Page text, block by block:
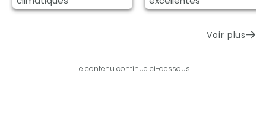
Voir plus
Le contenu continue ci-dessous